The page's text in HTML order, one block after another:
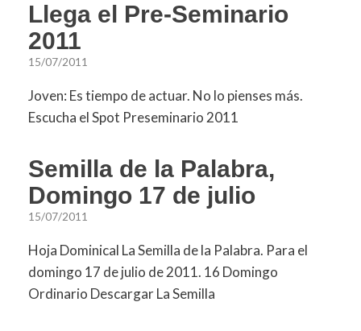
Llega el Pre-Seminario
2011
15/07/2011
Joven: Es tiempo de actuar. No lo pienses más.
Escucha el Spot Preseminario 2011
Semilla de la Palabra,
Domingo 17 de julio
15/07/2011
Hoja Dominical La Semilla de la Palabra. Para el
domingo 17 de julio de 2011. 16 Domingo
Ordinario Descargar La Semilla